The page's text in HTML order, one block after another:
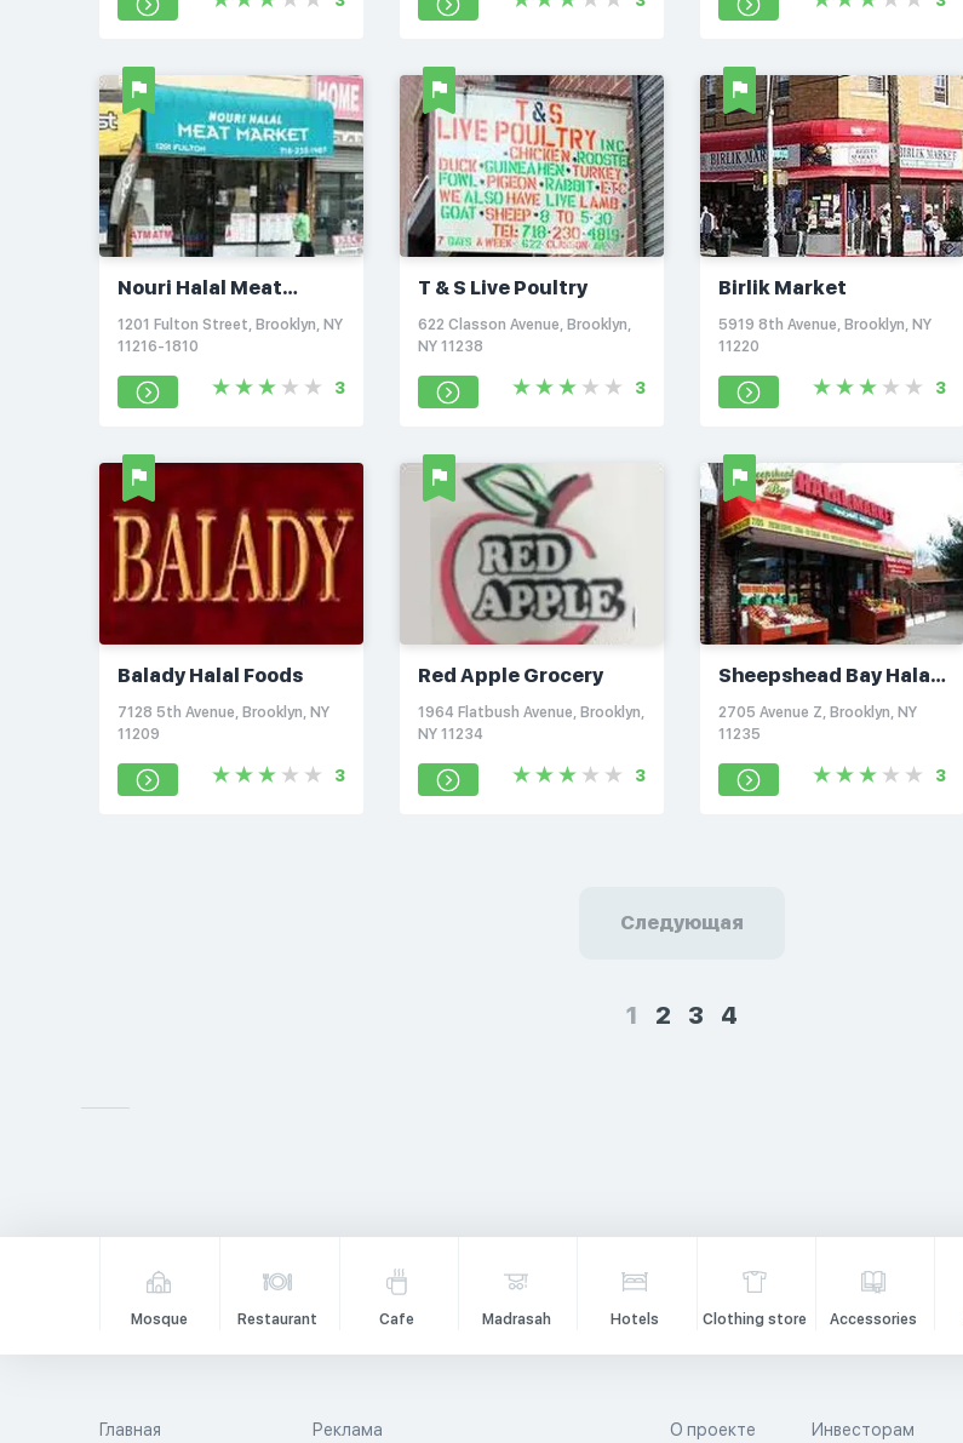
Nouri Halal Meat
Market
1201 Fulton Street, Brooklyn, NY
11216-1810
3
T & S Live Poultry
622 Classon Avenue, Brooklyn,
NY 11238
3
Birlik Market
5919 8th Avenue, Brooklyn, NY
11220
3
Balady Halal Foods
7128 5th Avenue, Brooklyn, NY
11209
3
Red Apple Grocery
1964 Flatbush Avenue, Brooklyn,
NY 11234
3
Sheepshead Bay Halal
Market
2705 Avenue Z, Brooklyn, NY
11235
3
Следующая
1 2 3 4
Mosque Restaurant Cafe Madrasah Hotels Clothing store Accessories
Главная Реклама О проекте Инвесторам